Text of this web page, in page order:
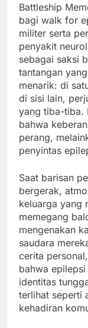
Battleship
bagi walk for
militer serta
penyakit
sebagai saksi
tantangan
menarik: di
di sisi lain,
yang tiba-tiba.
bahwa
perang,
penyintas
Saat barisan
bergerak,
keluarga yang
memegang
mengenakan
saudara
cerita
bahwa
identitas
terlihat seperti
kehadiran